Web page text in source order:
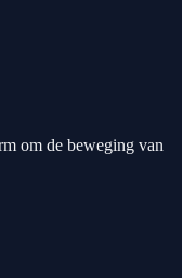
om de beweging van